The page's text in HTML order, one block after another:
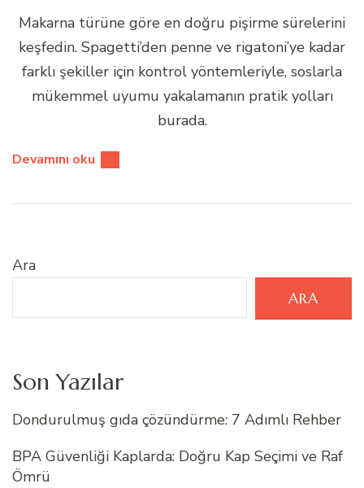
Makarna türüne göre en doğru pişirme sürelerini
keşfedin. Spagetti’den penne ve rigatoni’ye kadar
farklı şekiller için kontrol yöntemleriyle, soslarla
mükemmel uyumu yakalamanın pratik yolları
burada.
Devamını oku
Ara
ARA
Son Yazılar
Dondurulmuş gıda çözündürme: 7 Adımlı Rehber
BPA Güvenliği Kaplarda: Doğru Kap Seçimi ve Raf
Ömrü